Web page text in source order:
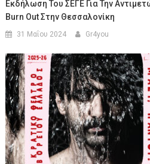
Εκδήλωση Του ΣΕΓΕ Για Την
Burn Out Στην Θεσσαλονίκη
31 Μαΐου 2024 Gr4you